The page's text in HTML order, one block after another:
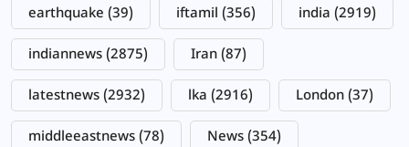
earthquake (39) iftamil (356) india (2919)
indiannews (2875) Iran (87)
latestnews (2932) lka (2916) London (37)
middleeastnews (78) News (354)